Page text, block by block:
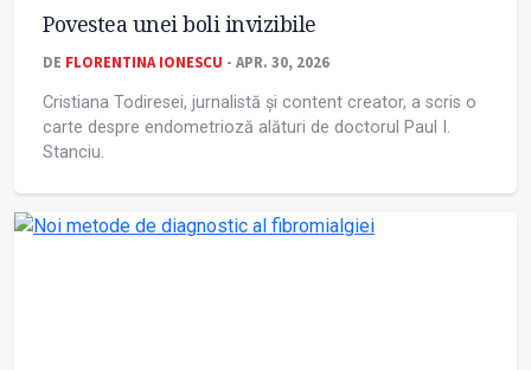
Povestea unei boli invizibile
DE FLORENTINA IONESCU - APR. 30, 2026
Cristiana Todiresei, jurnalistă și content creator, a scris o
carte despre endometrioză alături de doctorul Paul I.
Stanciu.